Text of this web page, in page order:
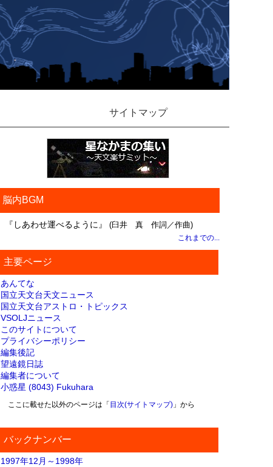
サイトマップ
脳内BGM
『しあわせ運べるように』 (臼井 真 作詞／作曲)
これまでの...
主要ページ
あんてな
国立天文台天文ニュース
国立天文台アストロ・トピックス
VSOLJニュース
このサイトについて
プライバシーポリシー
編集後記
望遠鏡日誌
編集者について
小惑星 (8043) Fukuhara
ここに載せた以外のページは「 目次(サイトマップ)」から
バックナンバー
1997年12月～1998年